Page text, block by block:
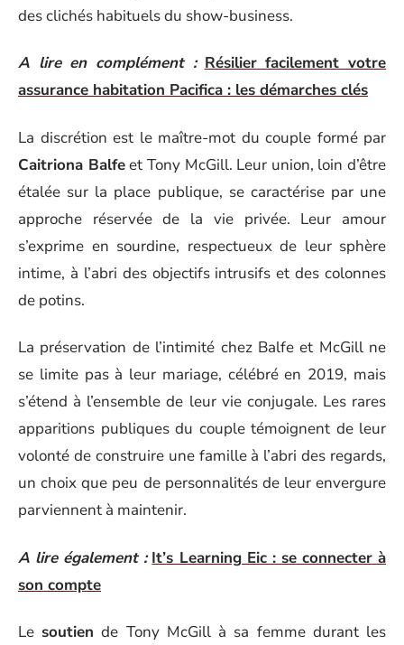
des clichés habituels du show-business.
A lire en complément : Résilier facilement votre
assurance habitation Pacifica : les démarches clés
La discrétion est le maître-mot du couple formé par
Caitriona Balfeet Tony McGill. Leur union, loin d’être
étalée sur la place publique, se caractérise par une
approche réservée de la vie privée. Leur amour
s’exprime en sourdine, respectueux de leur sphère
intime, à l’abri des objectifs intrusifs et des colonnes
de potins.
La préservation de l’intimité chez Balfe et McGill ne
se limite pas à leur mariage, célébré en 2019, mais
s’étend à l’ensemble de leur vie conjugale. Les rares
apparitions publiques du couple témoignent de leur
volonté de construire une famille à l’abri des regards,
un choix que peu de personnalités de leur envergure
parviennent à maintenir.
A lire également : It’s Learning Eic : se connecter à
son compte
Le soutien de Tony McGill à sa femme durant les